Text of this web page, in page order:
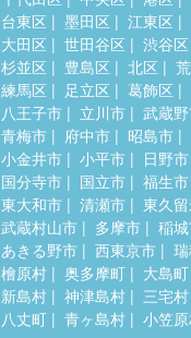
台東区
墨田区 江東区
大田区
世田谷区 渋谷区
杉並区
豊島区 北区
練馬区
足立区 葛飾区
八王子市
立川市 武蔵
青梅市
府中市 昭島市
小金井市
小平市 日野市
国分寺市
国立市 福生市
東大和市
清瀬市
東久
武蔵村山市
多摩市 稲
あきる野市
西東京市
檜原村
奥多摩町 大島町
新島村
神津島村 三宅村
八丈町
青ヶ島村 小笠